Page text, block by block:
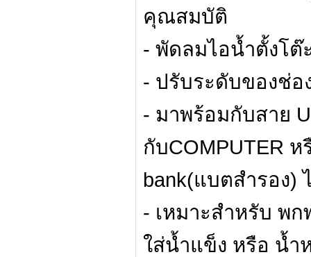
คุณสมบัติ
- พัดลมไอน้ำตั้งโต๊
- ปรับระดับของช่อ
- มาพร้อมกับสาย
กับCOMPUTER
bank(แบตสำรอง)
- เหมาะสำหรับ พ
ใส่น้ำแข็ง หรือ น้ำ